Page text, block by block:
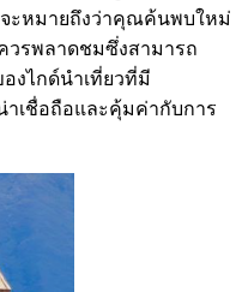
จะหมายถึงว่าคุณค้นพบใหม่
รพลาดชมซึ่งสามารถ
งไกด์นำเที่ยวที่มี
เชื่อถือและคุ้มค่ากับการ